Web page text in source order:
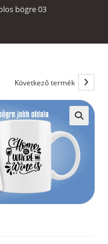
bögre 03
Következő termék